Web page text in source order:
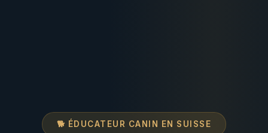
🐕 ÉDUCATEUR CANIN EN SUISSE